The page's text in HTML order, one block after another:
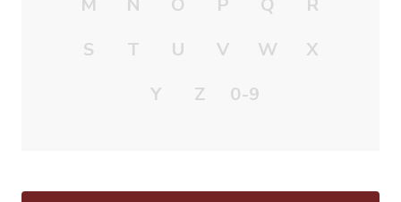
M
N O P Q
R
S
T U V W
X
Y
Z 0-9